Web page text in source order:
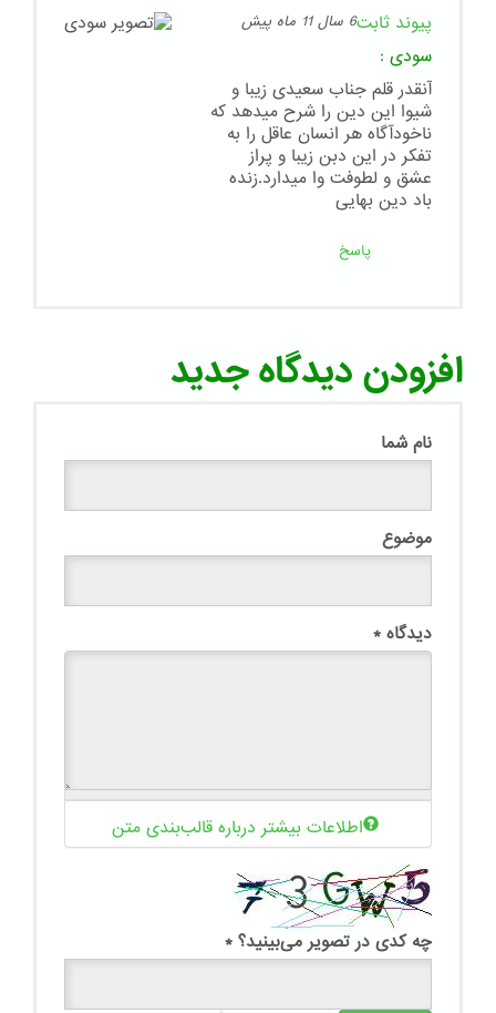
پیوند ثابت6 سال 11 ماه پیش
سودی :
آنقدر قلم جناب سعیدی زیبا و
شیوا این دین را شرح میدهد که
ناخودآگاه هر انسان عاقل را به
تفکر در این دبن زیبا و پراز
عشق و لطوفت وا میدارد.زنده
باد دین بهایی
پاسخ
افزودن دیدگاه جدید
نام شما
موضوع
دیدگاه *
اطلاعات بیشتر درباره قالب‌بندی متن
چه کدی در تصویر می‌بینید؟ *